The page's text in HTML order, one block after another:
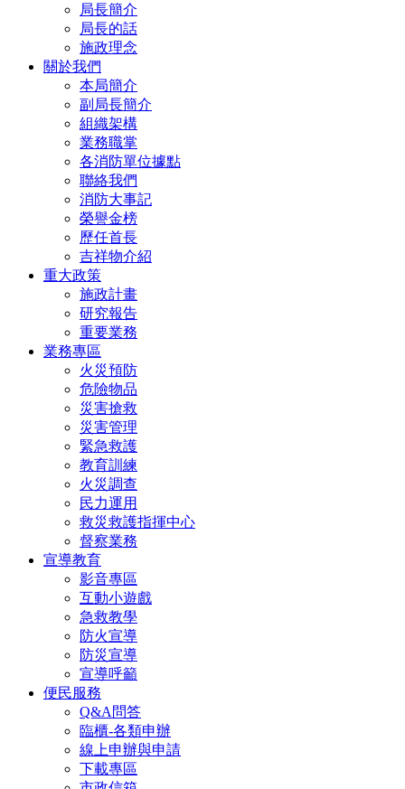
局長簡介
局長的話
施政理念
關於我們
本局簡介
副局長簡介
組織架構
業務職掌
各消防單位據點
聯絡我們
消防大事記
榮譽金榜
歷任首長
吉祥物介紹
重大政策
施政計畫
研究報告
重要業務
業務專區
火災預防
危險物品
災害搶救
災害管理
緊急救護
教育訓練
火災調查
民力運用
救災救護指揮中心
督察業務
宣導教育
影音專區
互動小遊戲
急救教學
防火宣導
防災宣導
宣導呼籲
便民服務
Q&A問答
臨櫃-各類申辦
線上申辦與申請
下載專區